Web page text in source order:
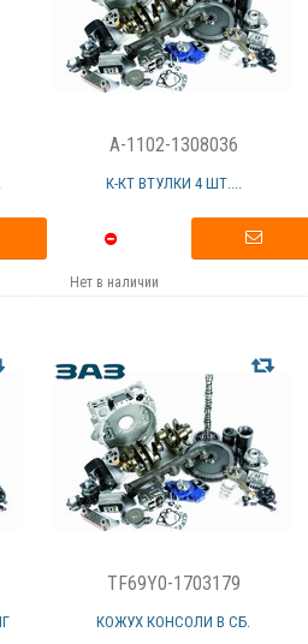
A-1102-1308036
К-КТ ВТУЛКИ 4 ШТ....
Нет в наличии
TF69Y0-1703179
КОЖУХ КОНСОЛИ В СБ.